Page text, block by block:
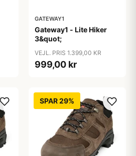
GATEWAY1
Gateway1 - Lite Hiker
3&quot;
VEJL. PRIS 1.399,00 KR
999,00 kr
SPAR 29%